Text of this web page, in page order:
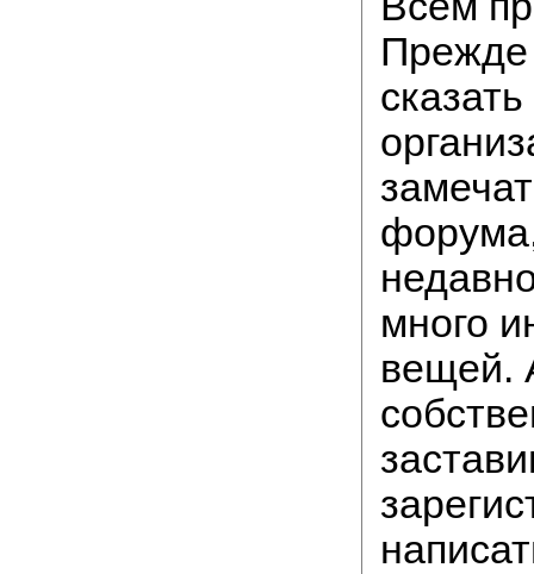
Прежде
много
вещей.